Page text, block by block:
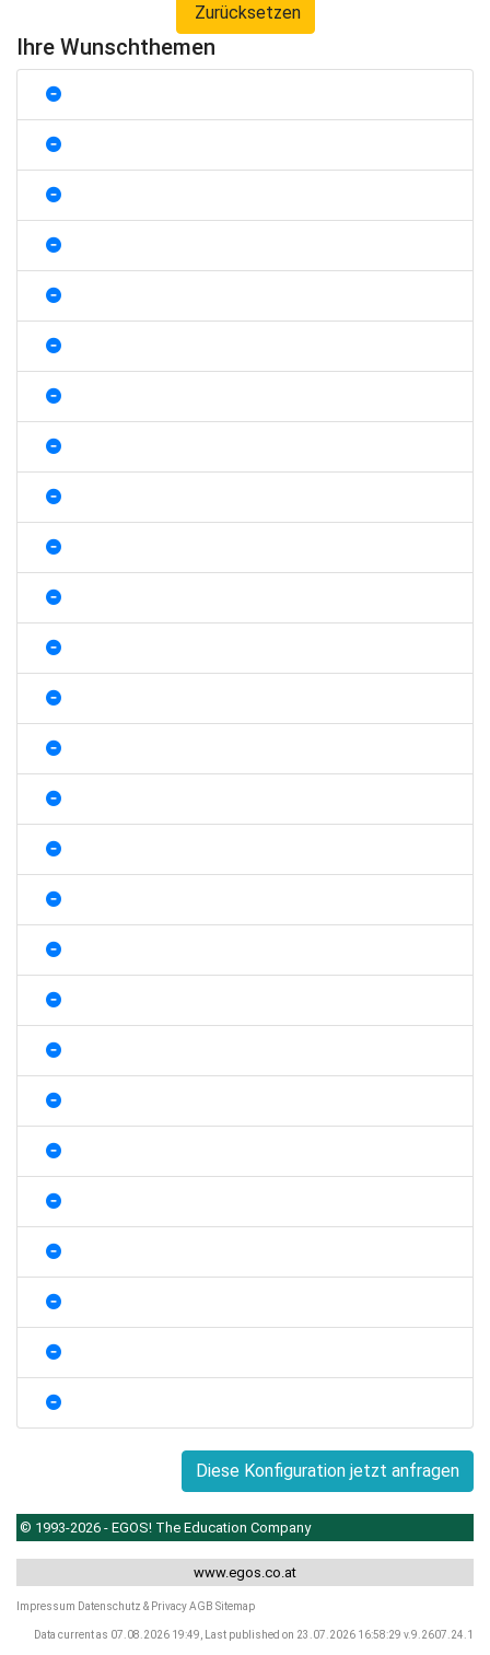
Zurücksetzen
Ihre Wunschthemen
Diese Konfiguration jetzt anfragen
© 1993-2026 - EGOS! The Education Company
www.egos.co.at
Impressum Datenschutz & PrivacyAGB Sitemap
Data current as 07.08.2026 19:49, Last published on 23.07.2026 16:58:29 v.9.2607.24.1